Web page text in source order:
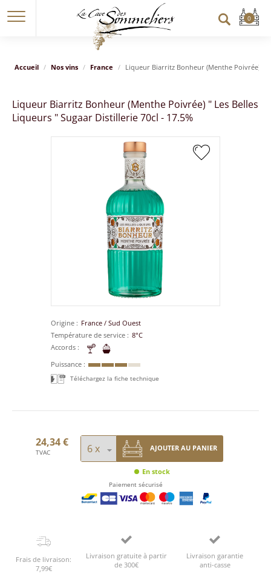
Accueil Nos vins France Liqueur Biarritz Bonheur (Menthe Poivrée) "
Liqueur Biarritz Bonheur (Menthe Poivrée) " Les Belles
Liqueurs " Sugaar Distillerie 70cl - 17.5%
Origine France / Sud Ouest
Température de service
8°C
Accords
Puissance
Téléchargez la fiche technique
24,34 €
TVAC
AJOUTER AU PANIER
En stock
Paiement sécurisé
Frais de livraison:
7,99€
Livraison gratuite à partir
de 300€
Livraison garantie
anti-casse